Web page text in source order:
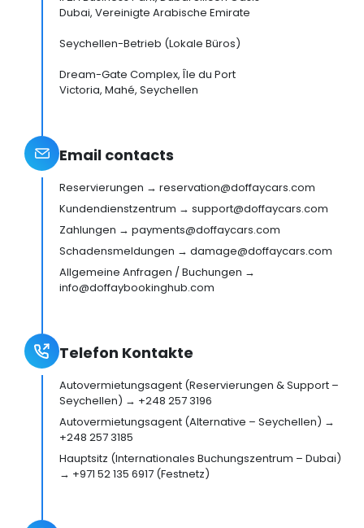
Dubai, Vereinigte Arabische Emirate
Seychellen-Betrieb (Lokale Büros)
Dream-Gate Complex, Île du Port
Victoria, Mahé, Seychellen
Email contacts
Reservierungen → reservation@doffaycars.com
Kundendienstzentrum → support@doffaycars.com
Zahlungen → payments@doffaycars.com
Schadensmeldungen → damage@doffaycars.com
Allgemeine Anfragen / Buchungen →
info@doffaybookinghub.com
Telefon Kontakte
Autovermietungsagent (Reservierungen & Support –
Seychellen) → +248 257 3196
Autovermietungsagent (Alternative – Seychellen) →
+248 257 3185
Hauptsitz (Internationales Buchungszentrum – Dubai)
→ +971 52 135 6917 (Festnetz)